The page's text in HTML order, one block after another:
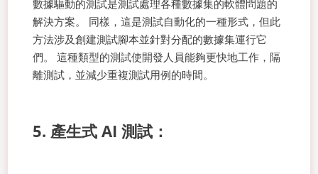
數據驅動的測試是測試處理各種數據集的軟體問題的
解決方案。 同樣，這是測試自動化的一種形式，但此
方法涉及創建測試腳本並針對分配的數據集運行它
們。 這種類型的測試使開發人員能夠更快地工作，隔
離測試，並減少重複測試用例的時間。
5. 產生式 AI 測試：